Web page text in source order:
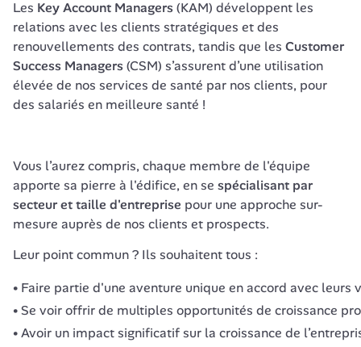
Les Key Account Managers (KAM) développent les
relations avec les clients stratégiques et des
renouvellements des contrats, tandis que les Customer
Success Managers (CSM) s’assurent d’une utilisation
élevée de nos services de santé par nos clients, pour
des salariés en meilleure santé !
Vous l’aurez compris, chaque membre de l'équipe
apporte sa pierre à l'édifice, en se spécialisant par
secteur et taille d'entreprise pour une approche sur-
Leur point commun ? Ils souhaitent tous :
Faire partie d'une aventure unique en accord avec leurs
Se voir offrir de multiples opportunités de croissance
Avoir un impact significatif sur la croissance de